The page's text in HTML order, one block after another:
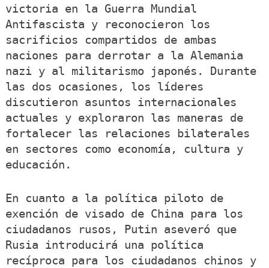
victoria en la Guerra Mundial
Antifascista y reconocieron los
sacrificios compartidos de ambas
naciones para derrotar a la Alemania
nazi y al militarismo japonés. Durante
las dos ocasiones, los líderes
discutieron asuntos internacionales
actuales y exploraron las maneras de
fortalecer las relaciones bilaterales
en sectores como economía, cultura y
educación.
En cuanto a la política piloto de
exención de visado de China para los
ciudadanos rusos, Putin aseveró que
Rusia introducirá una política
recíproca para los ciudadanos chinos y